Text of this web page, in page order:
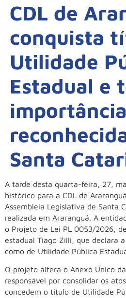
CDL de
conquista
Utilidade
Estadual e
importância
Santa
A tarde desta quarta-feira, 27,
histórico para a CDL de
Assembleia Legislativa de Santa
realizada em Araranguá. A
o Projeto de Lei PL 0053/2026,
estadual Tiago Zilli, que declara
como de Utilidade Pública
O projeto altera o Anexo Único
responsável por consolidar os
concedem o título de Utilidade